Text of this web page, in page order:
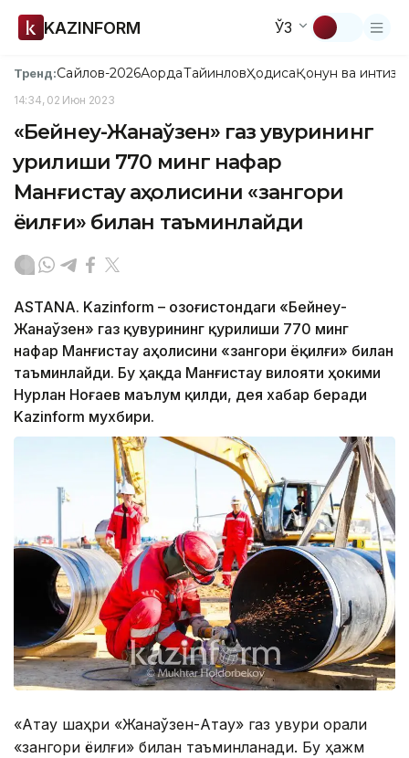
KAZINFORM ЎЗ
Тренд:Сайлов-2026АқордаТайинловҲодисаҚонун ва
14:34, 02 Июн 2023
«Бейнеу-Жанаўзен» газ қувурининг
қурилиши 770 минг нафар
Манғистау аҳолисини «зангори
ёқилғи» билан таъминлайди
ASTANA. Kazinform – Қозоғистондаги «Бейнеу-
Жанаўзен» газ қувурининг қурилиши 770 минг
нафар Манғистау аҳолисини «зангори ёқилғи» билан
таъминлайди. Бу ҳақда Манғистау вилояти ҳокими
Нурлан Ноғаев маълум қилди, дея хабар беради
Kazinform мухбири.
«Ақтау шаҳри «Жанаўзен-Ақтау» газ қувури орқали
«зангори ёқилғи» билан таъминланади. Бу ҳажм